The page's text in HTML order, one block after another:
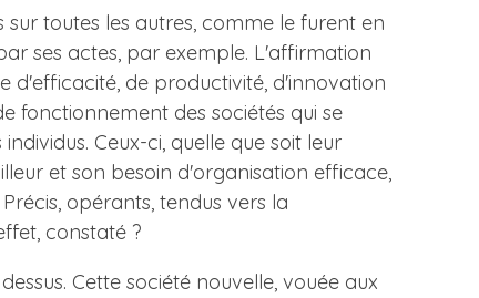
toutes les autres, comme le furent en
ses actes, par exemple. L'affirmation
d'efficacité, de productivité, d'innovation
fonctionnement des sociétés qui se
Ceux-ci, quelle que soit leur
et son besoin d'organisation efficace,
opérants, tendus vers la
constaté ?
Cette société nouvelle, vouée aux